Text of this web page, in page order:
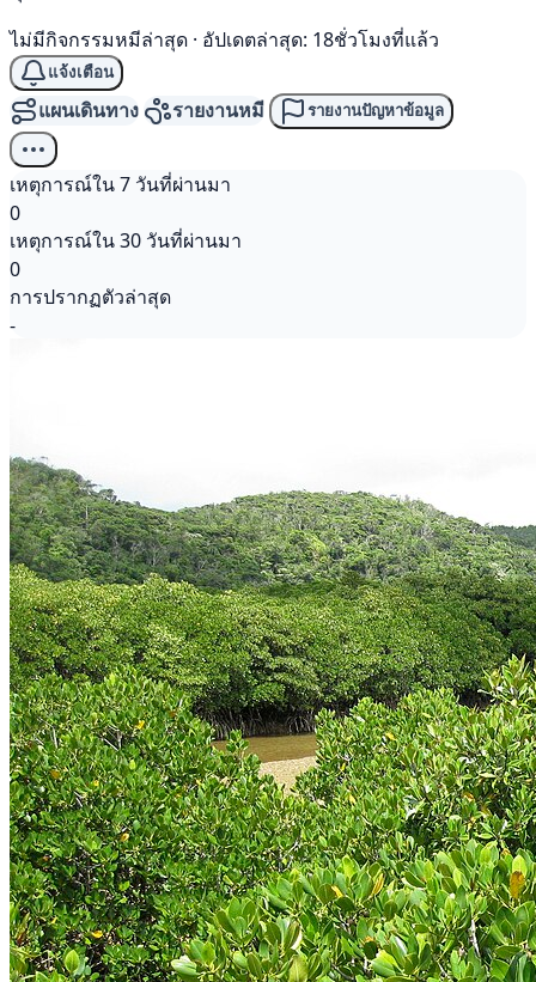
ไม่มีกิจกรรมหมีล่าสุด · อัปเดตล่าสุด: 18ชั่วโมงที่แล้ว
แจ้งเตือน
แผนเดินทาง รายงานหมี รายงานปัญหาข้อมูล
เหตุการณ์ใน 7 วันที่ผ่านมา
0
เหตุการณ์ใน 30 วันที่ผ่านมา
0
การปรากฏตัวล่าสุด
-